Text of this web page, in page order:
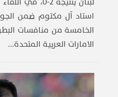
استاد آل مكتوم ضمن
الخامسة من منافسات
الامارات العربية ​المتحد​ة...